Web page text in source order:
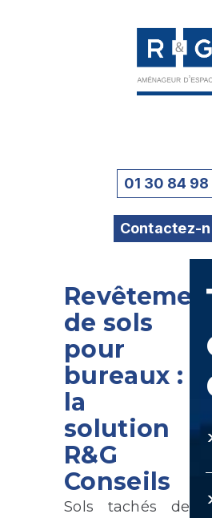
01 30 84
Contactez-
de sols
pour
bureaux :
la
solution
R&G
Conseils
Sols tachés de